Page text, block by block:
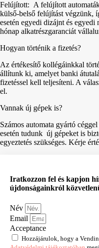
Felújított: A felújított
külső-belső felújítást végzünk,
esetén egyedi dizájnt és
hónap alkatrészgaranciát
Hogyan történik a fizetés?
Az értékesítő kollégáinkkal
állítunk ki, amelyet banki
fizetéssel kell teljesíteni. A
el.
Vannak új gépek is?
Számos automata gyártó
esetén tudunk új gépeket is
egyeztetés szükséges. Kérje
Iratkozzon fel és kapjon
újdonságainkról
Név
Email
Acceptance
Hozzájárulok, hogy a